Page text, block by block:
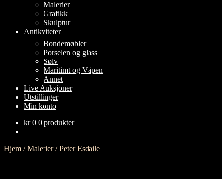
UT
UNDERMENY
Malerier
Grafikk
Skulptur
Antikviteter
UT
UNDERMENY
Bondemøbler
Porselen og glass
Sølv
Maritimt og Våpen
Annet
Live Auksjoner
Utstillinger
Min konto
kr0 0 produkter
Hjem /Malerier/Peter Esdaile